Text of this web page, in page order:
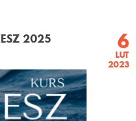
2025 6
LUT
2023